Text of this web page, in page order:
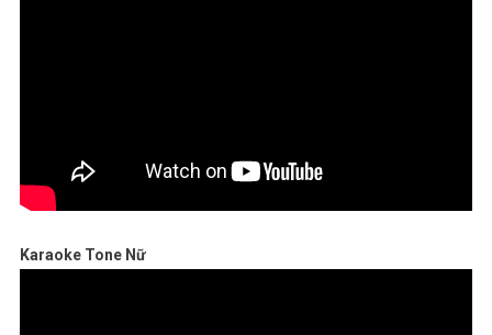
Karaoke Tone Nữ